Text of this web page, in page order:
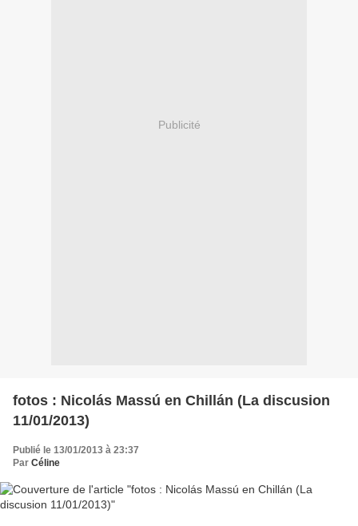
Publicité
fotos : Nicolás Massú en Chillán (La discusion
11/01/2013)
Publié le 13/01/2013 à 23:37
Par Céline